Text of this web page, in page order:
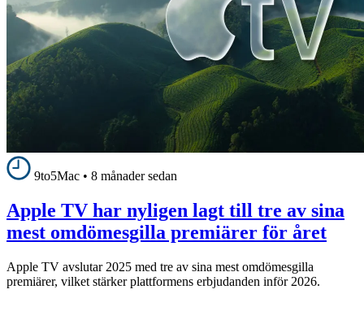
9to5Mac • 8 månader sedan
Apple TV har nyligen lagt till tre av sina
mest omdömesgilla premiärer för året
Apple TV avslutar 2025 med tre av sina mest omdömesgilla
premiärer, vilket stärker plattformens erbjudanden inför 2026.